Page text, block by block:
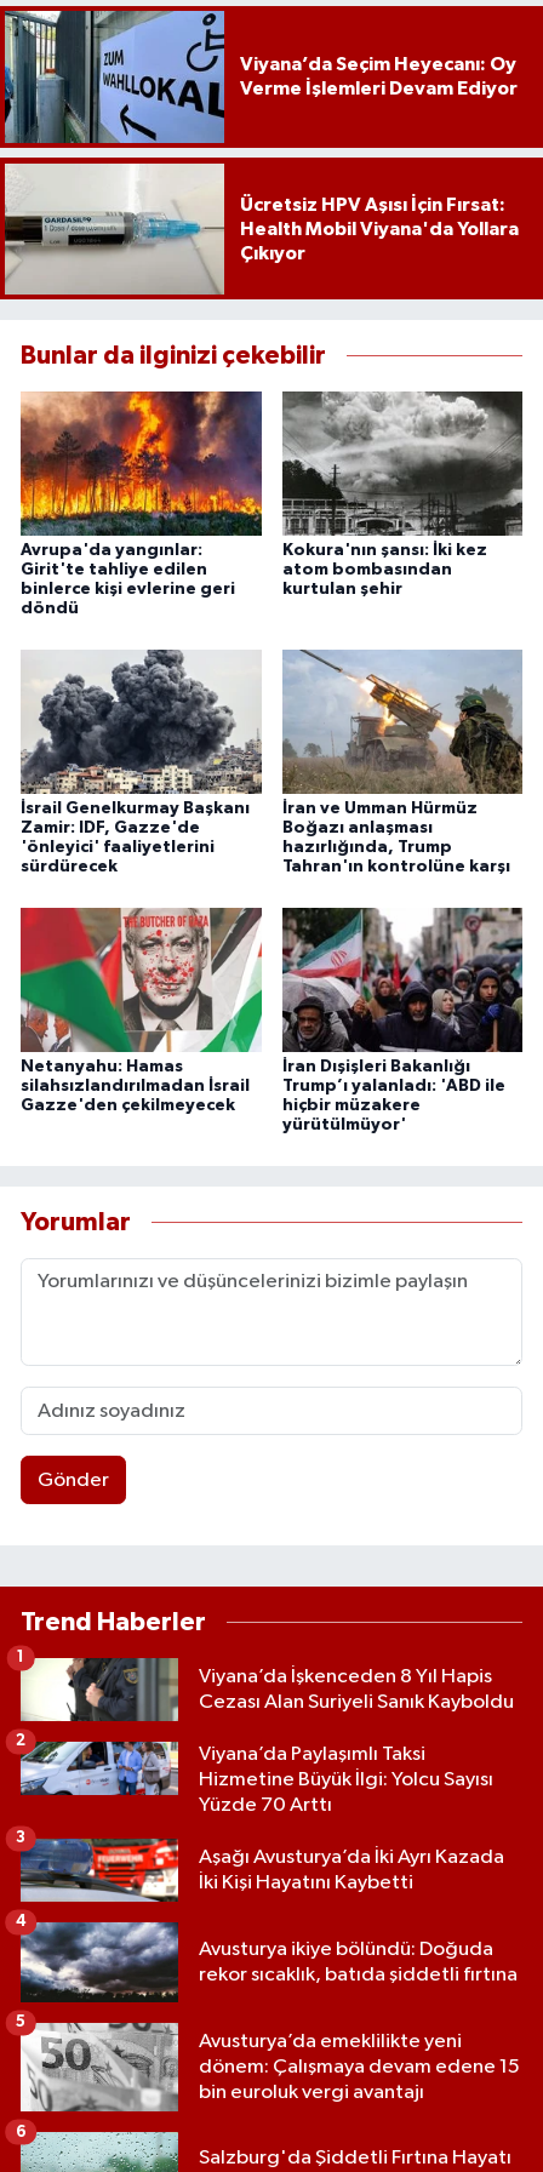
Viyana’da Seçim Heyecanı: Oy
Verme İşlemleri Devam Ediyor
Ücretsiz HPV Aşısı İçin Fırsat:
Health Mobil Viyana'da Yollara
Çıkıyor
Bunlar da ilginizi çekebilir
Avrupa'da yangınlar:
Girit'te tahliye edilen
binlerce kişi evlerine geri
döndü
Kokura'nın şansı: İki kez
atom bombasından
kurtulan şehir
İsrail Genelkurmay Başkanı
Zamir: IDF, Gazze'de
'önleyici' faaliyetlerini
sürdürecek
İran ve Umman Hürmüz
Boğazı anlaşması
hazırlığında, Trump
Tahran'ın kontrolüne karşı
Netanyahu: Hamas
silahsızlandırılmadan İsrail
Gazze'den çekilmeyecek
İran Dışişleri Bakanlığı
Trump’ı yalanladı: 'ABD ile
hiçbir müzakere
yürütülmüyor'
Yorumlar
Gönder
Trend Haberler
Viyana’da İşkenceden 8 Yıl Hapis
Cezası Alan Suriyeli Sanık Kayboldu
1
Viyana’da Paylaşımlı Taksi
Hizmetine Büyük İlgi: Yolcu Sayısı
Yüzde 70 Arttı
2
Aşağı Avusturya’da İki Ayrı Kazada
İki Kişi Hayatını Kaybetti
3
Avusturya ikiye bölündü: Doğuda
rekor sıcaklık, batıda şiddetli fırtına
4
Avusturya’da emeklilikte yeni
dönem: Çalışmaya devam edene 15
bin euroluk vergi avantajı
5
Salzburg'da Şiddetli Fırtına Hayatı
6